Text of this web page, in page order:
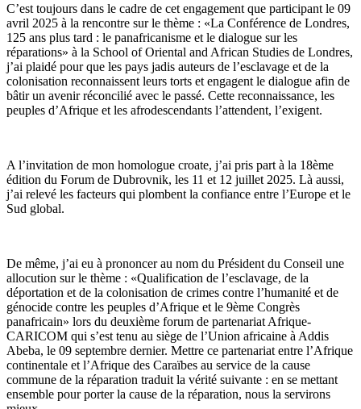
C’est toujours dans le cadre de cet engagement que participant le 09
avril 2025 à la rencontre sur le thème : «La Conférence de Londres,
125 ans plus tard : le panafricanisme et le dialogue sur les
réparations» à la School of Oriental and African Studies de Londres,
j’ai plaidé pour que les pays jadis auteurs de l’esclavage et de la
colonisation reconnaissent leurs torts et engagent le dialogue afin de
bâtir un avenir réconcilié avec le passé. Cette reconnaissance, les
peuples d’Afrique et les afrodescendants l’attendent, l’exigent.
A l’invitation de mon homologue croate, j’ai pris part à la 18ème
édition du Forum de Dubrovnik, les 11 et 12 juillet 2025. Là aussi,
j’ai relevé les facteurs qui plombent la confiance entre l’Europe et le
Sud global.
De même, j’ai eu à prononcer au nom du Président du Conseil une
allocution sur le thème : «Qualification de l’esclavage, de la
déportation et de la colonisation de crimes contre l’humanité et de
génocide contre les peuples d’Afrique et le 9ème Congrès
panafricain» lors du deuxième forum de partenariat Afrique-
CARICOM qui s’est tenu au siège de l’Union africaine à Addis
Abeba, le 09 septembre dernier. Mettre ce partenariat entre l’Afrique
continentale et l’Afrique des Caraïbes au service de la cause
commune de la réparation traduit la vérité suivante : en se mettant
ensemble pour porter la cause de la réparation, nous la servirons